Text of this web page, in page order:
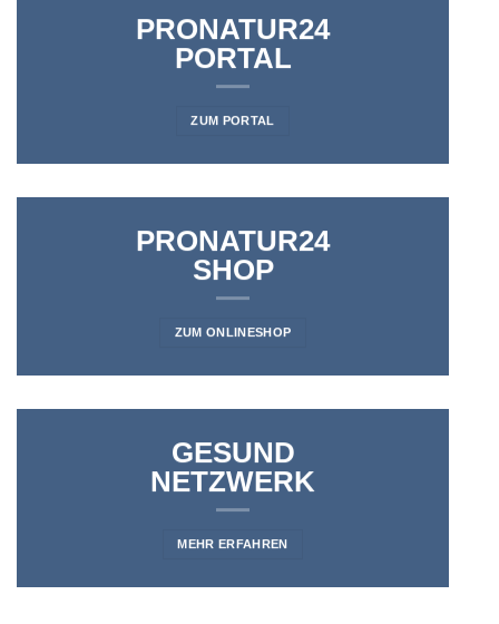
PRONATUR24
PORTAL
ZUM PORTAL
PRONATUR24
SHOP
ZUM ONLINESHOP
GESUND
NETZWERK
MEHR ERFAHREN